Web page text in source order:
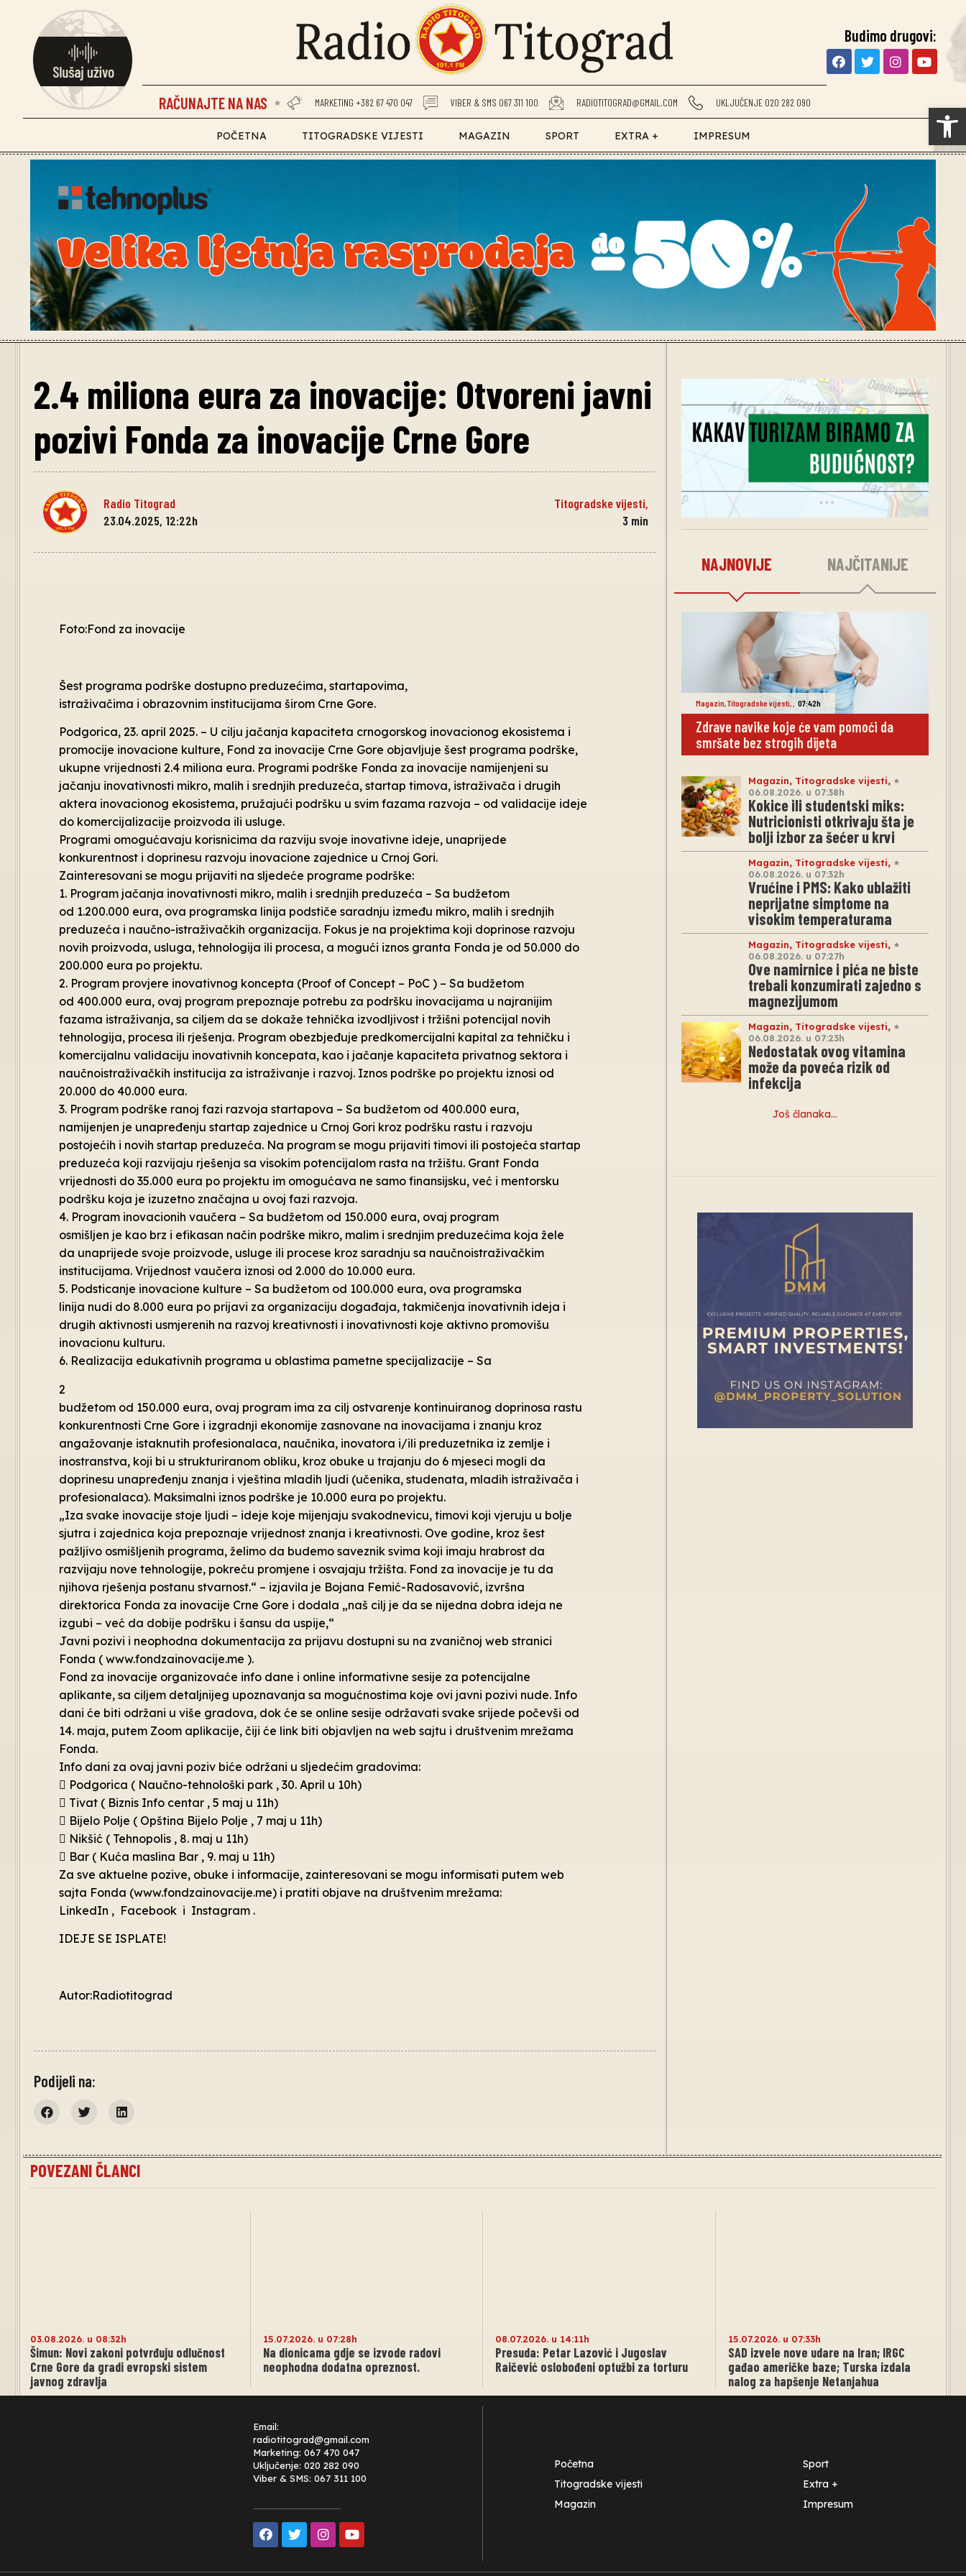
RAČUNAJTE NA NAS MARKETING +382 67 470 047 VIBER & SMS 067 311 100 RADIOTITOGRAD@GMAIL.COM UKLJUČENJE 020 282 090
Budimo drugovi:
POČETNA TITOGRADSKE VIJESTI MAGAZIN SPORT EXTRA + IMPRESUM
2.4 miliona eura za inovacije: Otvoreni javni
pozivi Fonda za inovacije Crne Gore
Radio Titograd Titogradske vijesti,
23.04.2025, 12:22h
3 min
Foto:Fond za inovacije
Šest programa podrške dostupno preduzećima, startapovima,
istraživačima i obrazovnim institucijama širom Crne Gore.
Podgorica, 23. april 2025. – U cilju jačanja kapaciteta crnogorskog inovacionog ekosistema i
promocije inovacione kulture, Fond za inovacije Crne Gore objavljuje šest programa podrške,
ukupne vrijednosti 2.4 miliona eura. ​Programi podrške Fonda za inovacije namijenjeni su
jačanju inovativnosti mikro, malih i srednjih preduzeća, startap timova, istraživača i drugih
aktera inovacionog ekosistema, pružajući podršku u svim fazama razvoja – od validacije ideje
do komercijalizacije proizvoda ili usluge.​
Programi omogućavaju korisnicima da razviju svoje inovativne ideje, unaprijede
konkurentnost i doprinesu razvoju inovacione zajednice u Crnoj Gori.
Zainteresovani se mogu prijaviti na sljedeće programe podrške:
1. Program jačanja inovativnosti mikro, malih i srednjih preduzeća – Sa budžetom
od 1.200.000 eura, ova programska linija podstiče saradnju između mikro, malih i srednjih
preduzeća i naučno-istraživačkih organizacija. Fokus je na projektima koji doprinose razvoju
novih proizvoda, usluga, tehnologija ili procesa, a mogući iznos granta Fonda je od 50.000 do
200.000 eura po projektu.
2. Program provjere inovativnog koncepta (Proof of Concept – PoC ) – Sa budžetom
od 400.000 eura, ovaj program prepoznaje potrebu za podršku inovacijama u najranijim
fazama istraživanja, sa ciljem da se dokaže tehnička izvodljivost i tržišni potencijal novih
tehnologija, procesa ili rješenja. Program obezbjeđuje predkomercijalni kapital za tehničku i
komercijalnu validaciju inovativnih koncepata, kao i jačanje kapaciteta privatnog sektora i
naučnoistraživačkih institucija za istraživanje i razvoj. Iznos podrške po projektu iznosi od
20.000 do 40.000 eura.
3. Program podrške ranoj fazi razvoja startapova – Sa budžetom od 400.000 eura,
namijenjen je unapređenju startap zajednice u Crnoj Gori kroz podršku rastu i razvoju
postojećih i novih startap preduzeća. Na program se mogu prijaviti timovi ili postojeća startap
preduzeća koji razvijaju rješenja sa visokim potencijalom rasta na tržištu. Grant Fonda
vrijednosti do 35.000 eura po projektu im omogućava ne samo finansijsku, već i mentorsku
podršku koja je izuzetno značajna u ovoj fazi razvoja.
4. Program inovacionih vaučera – Sa budžetom od 150.000 eura, ovaj program
osmišljen je kao brz i efikasan način podrške mikro, malim i srednjim preduzećima koja žele
da unaprijede svoje proizvode, usluge ili procese kroz saradnju sa naučnoistraživačkim
institucijama. Vrijednost vaučera iznosi od 2.000 do 10.000 eura.
5. Podsticanje inovacione kulture – Sa budžetom od 100.000 eura, ova programska
linija nudi do 8.000 eura po prijavi za organizaciju događaja, takmičenja inovativnih ideja i
drugih aktivnosti usmjerenih na razvoj kreativnosti i inovativnosti koje aktivno promovišu
inovacionu kulturu.
6. Realizacija edukativnih programa u oblastima pametne specijalizacije – Sa
2
budžetom od 150.000 eura, ovaj program ima za cilj ostvarenje kontinuiranog doprinosa rastu
konkurentnosti Crne Gore i izgradnji ekonomije zasnovane na inovacijama i znanju kroz
angažovanje istaknutih profesionalaca, naučnika, inovatora i/ili preduzetnika iz zemlje i
inostranstva, koji bi u strukturiranom obliku, kroz obuke u trajanju do 6 mjeseci mogli da
doprinesu unapređenju znanja i vještina mladih ljudi (učenika, studenata, mladih istraživača i
profesionalaca). Maksimalni iznos podrške je 10.000 eura po projektu.
„Iza svake inovacije stoje ljudi – ideje koje mijenjaju svakodnevicu, timovi koji vjeruju u bolje
sjutra i zajednica koja prepoznaje vrijednost znanja i kreativnosti. Ove godine, kroz šest
pažljivo osmišljenih programa, želimo da budemo saveznik svima koji imaju hrabrost da
razvijaju nove tehnologije, pokreću promjene i osvajaju tržišta. Fond za inovacije je tu da
njihova rješenja postanu stvarnost.“ – izjavila je Bojana Femić-Radosavović, izvršna
direktorica Fonda za inovacije Crne Gore i dodala „naš cilj je da se nijedna dobra ideja ne
izgubi – već da dobije podršku i šansu da uspije,“
Javni pozivi i neophodna dokumentacija za prijavu dostupni su na zvaničnoj web stranici
Fonda ( www.fondzainovacije.me ).
Fond za inovacije organizovaće info dane i online informativne sesije za potencijalne
aplikante, sa ciljem detaljnijeg upoznavanja sa mogućnostima koje ovi javni pozivi nude. Info
dani će biti održani u više gradova, dok će se online sesije održavati svake srijede počevši od
14. maja, putem Zoom aplikacije, čiji će link biti objavljen na web sajtu i društvenim mrežama
Fonda.
Info dani za ovaj javni poziv biće održani u sljedećim gradovima:
 Podgorica ( Naučno-tehnološki park , 30. April u 10h)
 Tivat ( Biznis Info centar , 5 maj u 11h)
 Bijelo Polje ( Opština Bijelo Polje , 7 maj u 11h)
 Nikšić ( Tehnopolis , 8. maj u 11h)
 Bar ( Kuća maslina Bar , 9. maj u 11h)
Za sve aktuelne pozive, obuke i informacije, zainteresovani se mogu informisati putem web
sajta Fonda (www.fondzainovacije.me) i pratiti objave na društvenim mrežama:
LinkedIn , Facebook i Instagram .
IDEJE SE ISPLATE!
Autor:Radiotitograd
Podijeli na:
NAJNOVIJE NAJČITANIJE
Magazin,Titogradske vijesti,, 07:42h
Zdrave navike koje će vam pomoći da
smršate bez strogih dijeta
Magazin, Titogradske vijesti,
06.08.2026. u 07:38h
Kokice ili studentski miks:
Nutricionisti otkrivaju šta je
bolji izbor za šećer u krvi
Magazin, Titogradske vijesti,
06.08.2026. u 07:32h
Vrućine i PMS: Kako ublažiti
neprijatne simptome na
visokim temperaturama
Magazin, Titogradske vijesti,
06.08.2026. u 07:27h
Ove namirnice i pića ne biste
trebali konzumirati zajedno s
magnezijumom
Magazin, Titogradske vijesti,
06.08.2026. u 07:23h
Nedostatak ovog vitamina
može da poveća rizik od
infekcija
Još članaka…
POVEZANI ČLANCI
03.08.2026. u 08:32h
Šimun: Novi zakoni potvrđuju odlučnost
Crne Gore da gradi evropski sistem
javnog zdravlja
15.07.2026. u 07:28h
Na dionicama gdje se izvode radovi
neophodna dodatna opreznost.
08.07.2026. u 14:11h
Presuda: Petar Lazović i Jugoslav
Raičević oslobođeni optužbi za torturu
15.07.2026. u 07:33h
SAD izvele nove udare na Iran; IRGC
gađao američke baze; Turska izdala
nalog za hapšenje Netanjahua
Email:
radiotitograd@gmail.com
Marketing: 067 470 047
Uključenje: 020 282 090
Viber & SMS: 067 311 100
Početna
Titogradske vijesti
Magazin
Sport
Extra +
Impresum